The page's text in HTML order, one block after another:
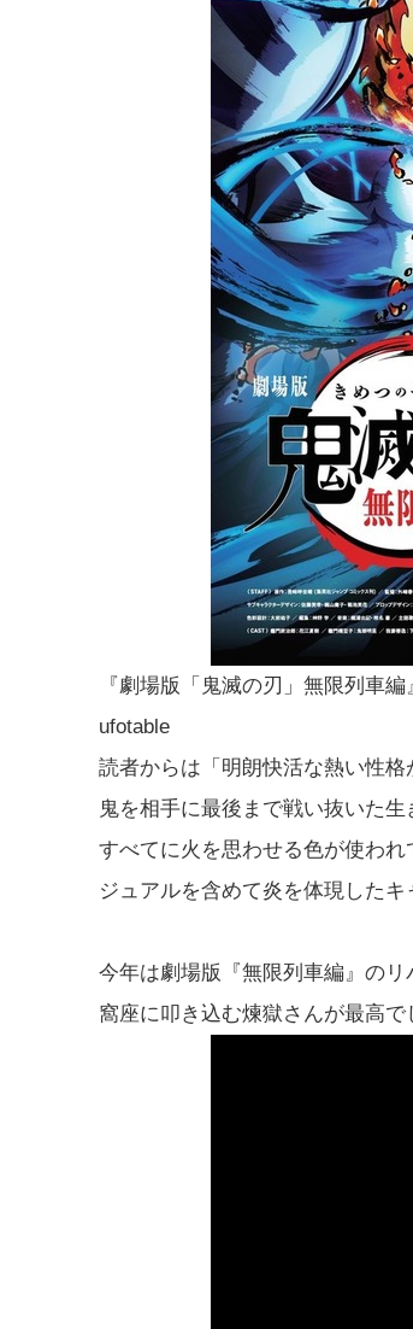
『劇場版「鬼滅の刃」無限列車
ufotable
読者からは「明朗快活な熱い性
鬼を相手に最後まで戦い抜いた
すべてに火を思わせる色が使わ
ジュアルを含めて炎を体現した
今年は劇場版『無限列車編』の
窩座に叩き込む煉獄さんが最高